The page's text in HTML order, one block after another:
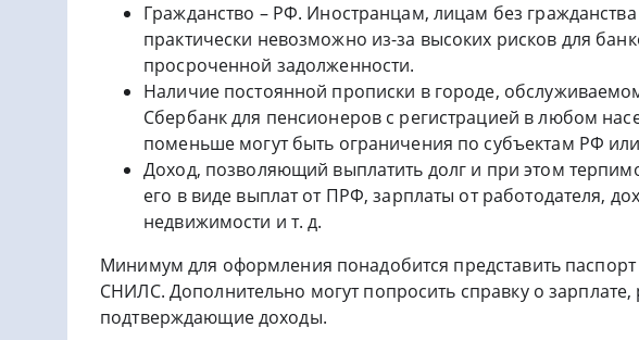
Гражданство – РФ. Иностранцам, лицам без
практически невозможно из-за высоких рисков для
просроченной задолженности.
Наличие постоянной прописки в городе,
Сбербанк для пенсионеров с регистрацией в любом
поменьше могут быть ограничения по субъектам РФ
Доход, позволяющий выплатить долг и при этом
его в виде выплат от ПРФ, зарплаты от работодателя,
недвижимости и т. д.
Минимум для оформления понадобится представить
СНИЛС. Дополнительно могут попросить справку о
подтверждающие доходы.